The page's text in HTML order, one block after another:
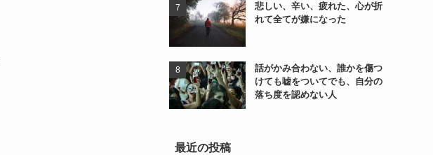
悲しい、辛い、疲れた、心が折
れて全てが嫌になった
話がかみ合わない、誰かを傷つ
けても嘘をついてでも、自分の
落ち度を認めない人
最近の投稿